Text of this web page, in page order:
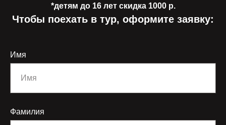
*детям до 16 лет скидка 1000 р.
Чтобы поехать в тур, оформите заявку:
Имя
Фамилия